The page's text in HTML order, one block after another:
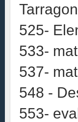
525-
533-
537-
548 -
553-